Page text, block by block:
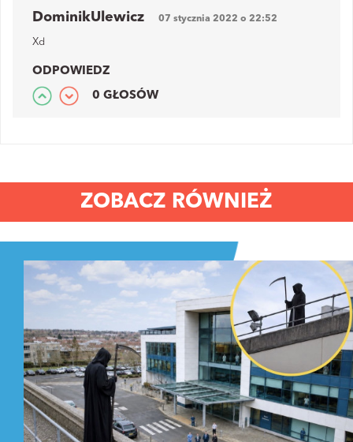
DominikUlewicz 07 stycznia 2022 o 22:52
Xd
ODPOWIEDZ
0 GŁOSÓW
ZOBACZ RÓWNIEŻ